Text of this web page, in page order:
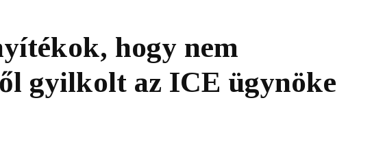
hogy nem
gyilkolt az ICE ügynöke